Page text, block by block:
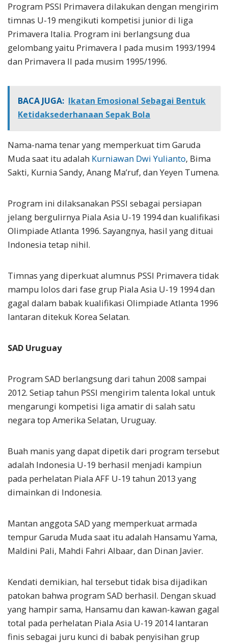
Program PSSI Primavera dilakukan dengan mengirim
timnas U-19 mengikuti kompetisi junior di liga
Primavera Italia. Program ini berlangsung dua
gelombang yaitu Primavera I pada musim 1993/1994
dan Primavera II pada musim 1995/1996.
BACA JUGA: Ikatan Emosional Sebagai Bentuk
Ketidaksederhanaan Sepak Bola
Nama-nama tenar yang memperkuat tim Garuda
Muda saat itu adalah Kurniawan Dwi Yulianto, Bima
Sakti, Kurnia Sandy, Anang Ma’ruf, dan Yeyen Tumena.
Program ini dilaksanakan PSSI sebagai persiapan
jelang bergulirnya Piala Asia U-19 1994 dan kualifikasi
Olimpiade Atlanta 1996. Sayangnya, hasil yang dituai
Indonesia tetap nihil.
Timnas yang diperkuat alumnus PSSI Primavera tidak
mampu lolos dari fase grup Piala Asia U-19 1994 dan
gagal dalam babak kualifikasi Olimpiade Atlanta 1996
lantaran ditekuk Korea Selatan.
SAD Uruguay
Program SAD berlangsung dari tahun 2008 sampai
2012. Setiap tahun PSSI mengirim talenta lokal untuk
mengarungi kompetisi liga amatir di salah satu
negara top Amerika Selatan, Uruguay.
Buah manis yang dapat dipetik dari program tersebut
adalah Indonesia U-19 berhasil menjadi kampiun
pada perhelatan Piala AFF U-19 tahun 2013 yang
dimainkan di Indonesia.
Mantan anggota SAD yang memperkuat armada
tempur Garuda Muda saat itu adalah Hansamu Yama,
Maldini Pali, Mahdi Fahri Albaar, dan Dinan Javier.
Kendati demikian, hal tersebut tidak bisa dijadikan
patokan bahwa program SAD berhasil. Dengan skuad
yang hampir sama, Hansamu dan kawan-kawan gagal
total pada perhelatan Piala Asia U-19 2014 lantaran
finis sebagai juru kunci di babak penyisihan grup